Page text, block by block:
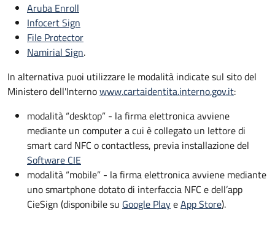
Aruba Enroll
Infocert Sign
File Protector
Namirial Sign.
In alternativa puoi utilizzare le modalità indicate sul sito del
Ministero dell'Internowww.cartaidentita.interno.gov.it:
modalità “desktop” - la firma elettronica avviene
mediante un computer a cui è collegato un lettore di
smart card NFC o contactless, previa installazione del
Software CIE
modalità “mobile” - la firma elettronica avviene mediante
uno smartphone dotato di interfaccia NFC e dell’app
CieSign (disponibile su Google PlayeApp Store).